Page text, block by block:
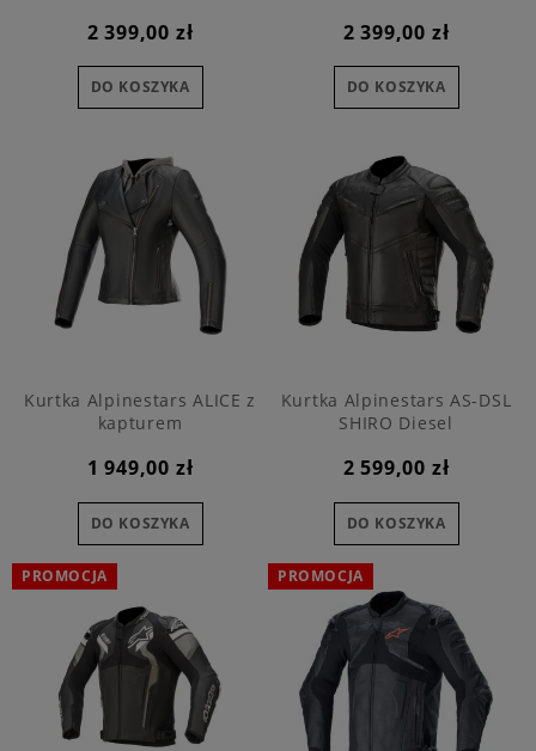
2 399,00 zł
DO KOSZYKA
2 399,00 zł
DO KOSZYKA
Kurtka Alpinestars ALICE z
kapturem
1 949,00 zł
DO KOSZYKA
Kurtka Alpinestars AS-DSL
SHIRO Diesel
2 599,00 zł
DO KOSZYKA
PROMOCJA PROMOCJA